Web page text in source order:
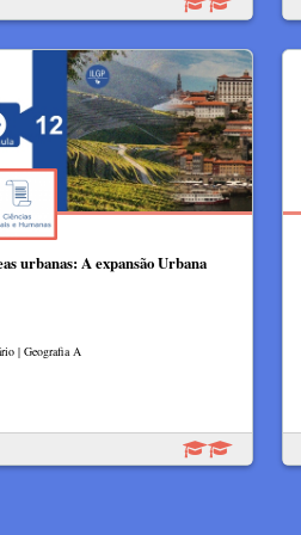
urbanas: A expansão Urbana
| Geografia A